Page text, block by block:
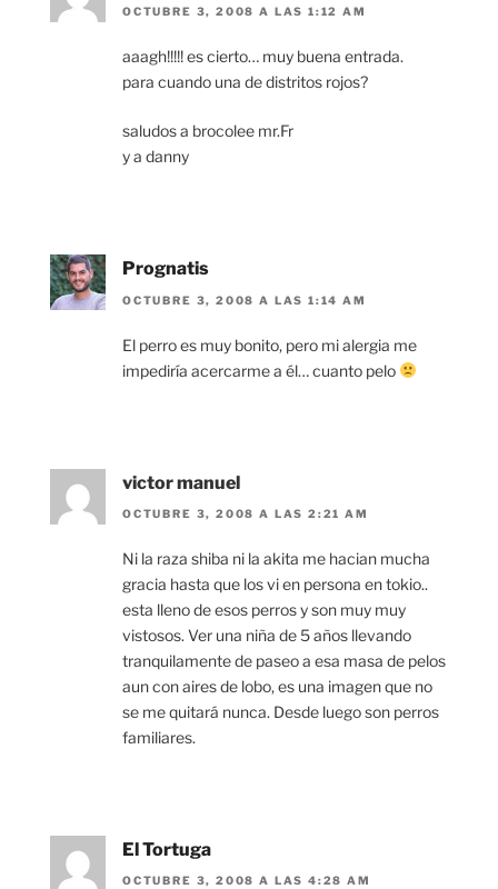
OCTUBRE 3, 2008 A LAS 1:12 AM
aaagh!!!!! es cierto… muy buena entrada.
para cuando una de distritos rojos?
saludos a brocolee mr.Fr
y a danny
Prognatis
OCTUBRE 3, 2008 A LAS 1:14 AM
El perro es muy bonito, pero mi alergia me
impediría acercarme a él… cuanto pelo
victor manuel
OCTUBRE 3, 2008 A LAS 2:21 AM
Ni la raza shiba ni la akita me hacian mucha
gracia hasta que los vi en persona en tokio..
esta lleno de esos perros y son muy muy
vistosos. Ver una niña de 5 años llevando
tranquilamente de paseo a esa masa de pelos
aun con aires de lobo, es una imagen que no
se me quitará nunca. Desde luego son perros
familiares.
El Tortuga
OCTUBRE 3, 2008 A LAS 4:28 AM